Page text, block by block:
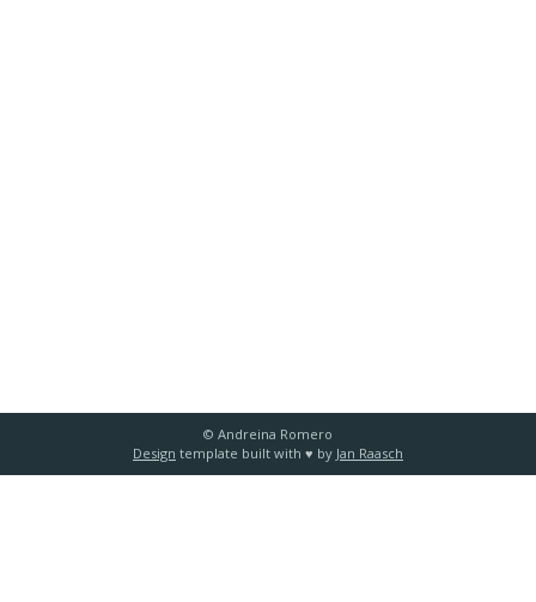
© Andreina Romero
Design template built with ♥️ by Jan Raasch